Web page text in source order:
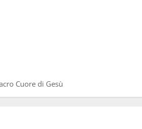
Cuore di Gesù